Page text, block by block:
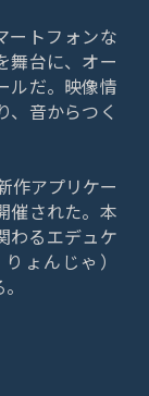
ートフォンな
舞台に、オー
ルだ。映像情
、音からつく
作アプリケー
催された。本
わるエデュケ
ょんじゃ）